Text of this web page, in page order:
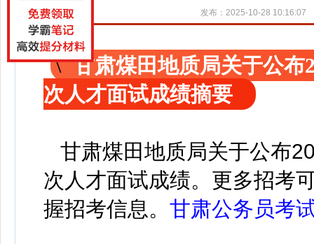
发布：2025-10-28 10:16:07
甘肃煤田地质局关于公布
次人才面试成绩摘要
甘肃煤田地质局关于公布
次人才面试成绩。 更多招考
握招考信息。 甘肃公务员考